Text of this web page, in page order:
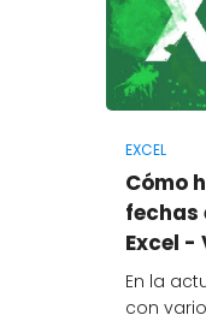
EXCEL
Cómo
fechas
Excel
En la
con